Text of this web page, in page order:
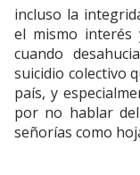
incluso la
el mismo interés
cuando
suicidio colectivo
país, y
por no hablar
señorías como